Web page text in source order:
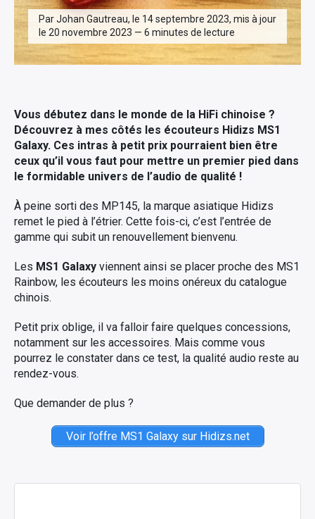
Par Johan Gautreau, le 14 septembre 2023, mis à jour
le 20 novembre 2023 — 6 minutes de lecture
Vous débutez dans le monde de la HiFi chinoise ?
Découvrez à mes côtés les écouteurs Hidizs MS1
Galaxy. Ces intras à petit prix pourraient bien être
ceux qu’il vous faut pour mettre un premier pied dans
le formidable univers de l’audio de qualité !
À peine sorti des MP145, la marque asiatique Hidizs
remet le pied à l’étrier. Cette fois-ci, c’est l’entrée de
gamme qui subit un renouvellement bienvenu.
Les MS1 Galaxy viennent ainsi se placer proche des MS1
Rainbow, les écouteurs les moins onéreux du catalogue
chinois.
Petit prix oblige, il va falloir faire quelques concessions,
notamment sur les accessoires. Mais comme vous
pourrez le constater dans ce test, la qualité audio reste au
rendez-vous.
Que demander de plus ?
Voir l’offre MS1 Galaxy sur Hidizs.net